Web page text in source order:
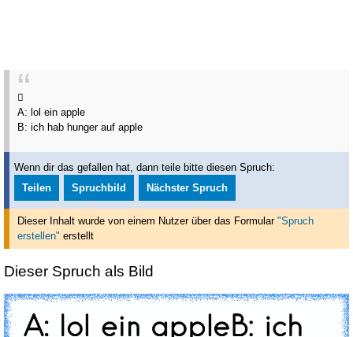

A: lol ein apple
B: ich hab hunger auf apple
Wenn dir das gefallen hat, dann teile bitte diesen Spruch:
Teilen
Spruchbild Nächster Spruch
Dieser Inhalt wurde von einem Nutzer über das Formular "Spruch
erstellen" erstellt
Dieser Spruch als Bild